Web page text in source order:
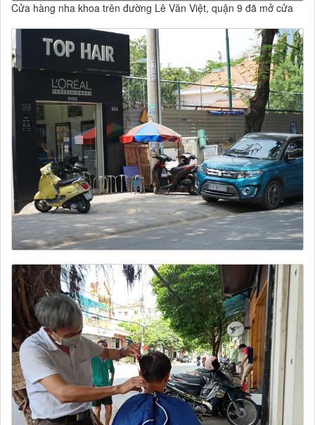
Cửa hàng nha khoa trên đường Lê Văn Việt, quận 9 đã mở cửa